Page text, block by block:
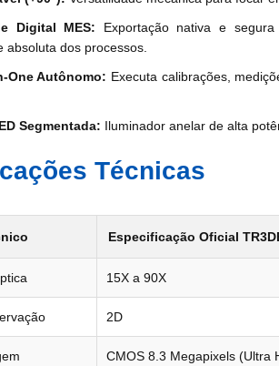
Digital MES: Exportação nativa e
absoluta dos processos.
One Autônomo: Executa calibrações,
Segmentada: Iluminador anelar de alta
Técnicas
Especificação Oficial
15X a 90X
2D
CMOS 8.3 Megapixels (Ultra